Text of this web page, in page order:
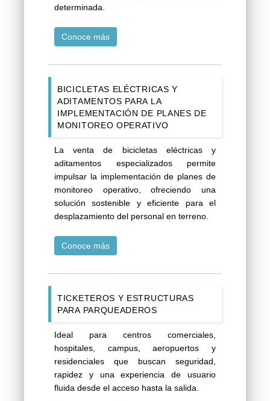
determinada.
Conoce más
BICICLETAS ELÉCTRICAS Y
ADITAMENTOS PARA LA
IMPLEMENTACIÓN DE PLANES DE
MONITOREO OPERATIVO
La venta de bicicletas eléctricas y
aditamentos especializados permite
impulsar la implementación de planes de
monitoreo operativo, ofreciendo una
solución sostenible y eficiente para el
desplazamiento del personal en terreno.
Conoce más
TICKETEROS Y ESTRUCTURAS
PARA PARQUEADEROS
Ideal para centros comerciales,
hospitales, campus, aeropuertos y
residenciales que buscan seguridad,
rapidez y una experiencia de usuario
fluida desde el acceso hasta la salida.